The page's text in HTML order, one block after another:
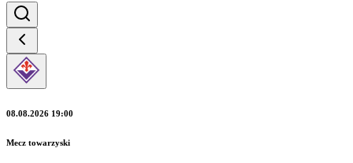
08.08.2026 19:00
Mecz towarzyski